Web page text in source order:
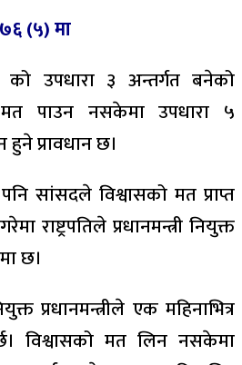
(५) मा
उपधारा ३ अन्तर्गत बनेको
मत पाउन नसकेमा उपधारा ५
प्रावधान छ।
सांसदले विश्वासको मत प्राप्त
राष्ट्रपतिले प्रधानमन्त्री नियुक्त
छ।
प्रधानमन्त्रीले एक महिनाभित्र
विश्वासको मत लिन नसकेमा